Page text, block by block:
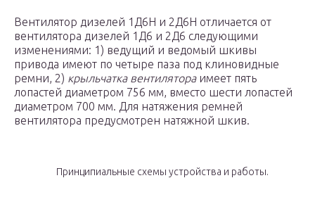
Вентилятор дизелей 1Д6Н и 2Д6Н отличается от
вентилятора дизелей 1Д6 и 2Д6 следующими
изменениями: 1) ведущий и ведомый шкивы
привода имеют по четыре паза под клиновидные
ремни, 2) крыльчатка вентилятораимеет пять
лопастей диаметром 756 мм, вместо шести лопастей
диаметром 700 мм. Для натяжения ремней
вентилятора предусмотрен натяжной шкив.
Принципиальные схемы устройства и работы.